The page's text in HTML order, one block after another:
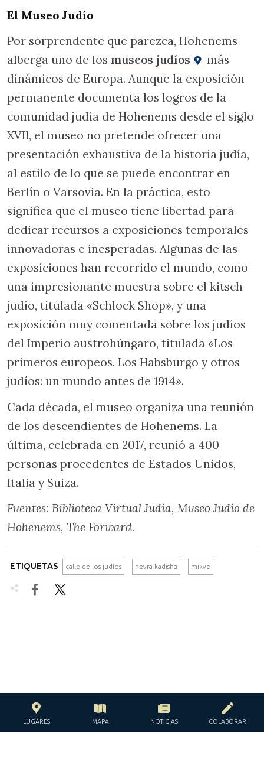
El Museo Judío
Por sorprendente que parezca, Hohenems
alberga uno de los museos judíos
más
dinámicos de Europa. Aunque la exposición
permanente documenta los logros de la
comunidad judía de Hohenems desde el siglo
XVII, el museo no pretende ofrecer una
presentación exhaustiva de la historia judía,
al estilo de lo que se puede encontrar en
Berlín o Varsovia. En la práctica, esto
significa que el museo tiene libertad para
dedicar recursos a exposiciones temporales
innovadoras e inesperadas. Algunas de las
exposiciones han recorrido el mundo, como
una impresionante muestra sobre el kitsch
judío, titulada «Schlock Shop», y una
exposición muy comentada sobre los judíos
del Imperio austrohúngaro, titulada «Los
primeros europeos. Los Habsburgo y otros
judíos: un mundo antes de 1914».
Cada década, el museo organiza una reunión
de los descendientes de Hohenems. La
última, celebrada en 2017, reunió a 400
personas procedentes de Estados Unidos,
Italia y Suiza.
Fuentes: Biblioteca Virtual Judía, Museo Judío de
Hohenems, The Forward.
ETIQUETAS calle de los judíos hevra kadisha mikve
 
LUGARES MAPA NOTICIAS COLABORAR